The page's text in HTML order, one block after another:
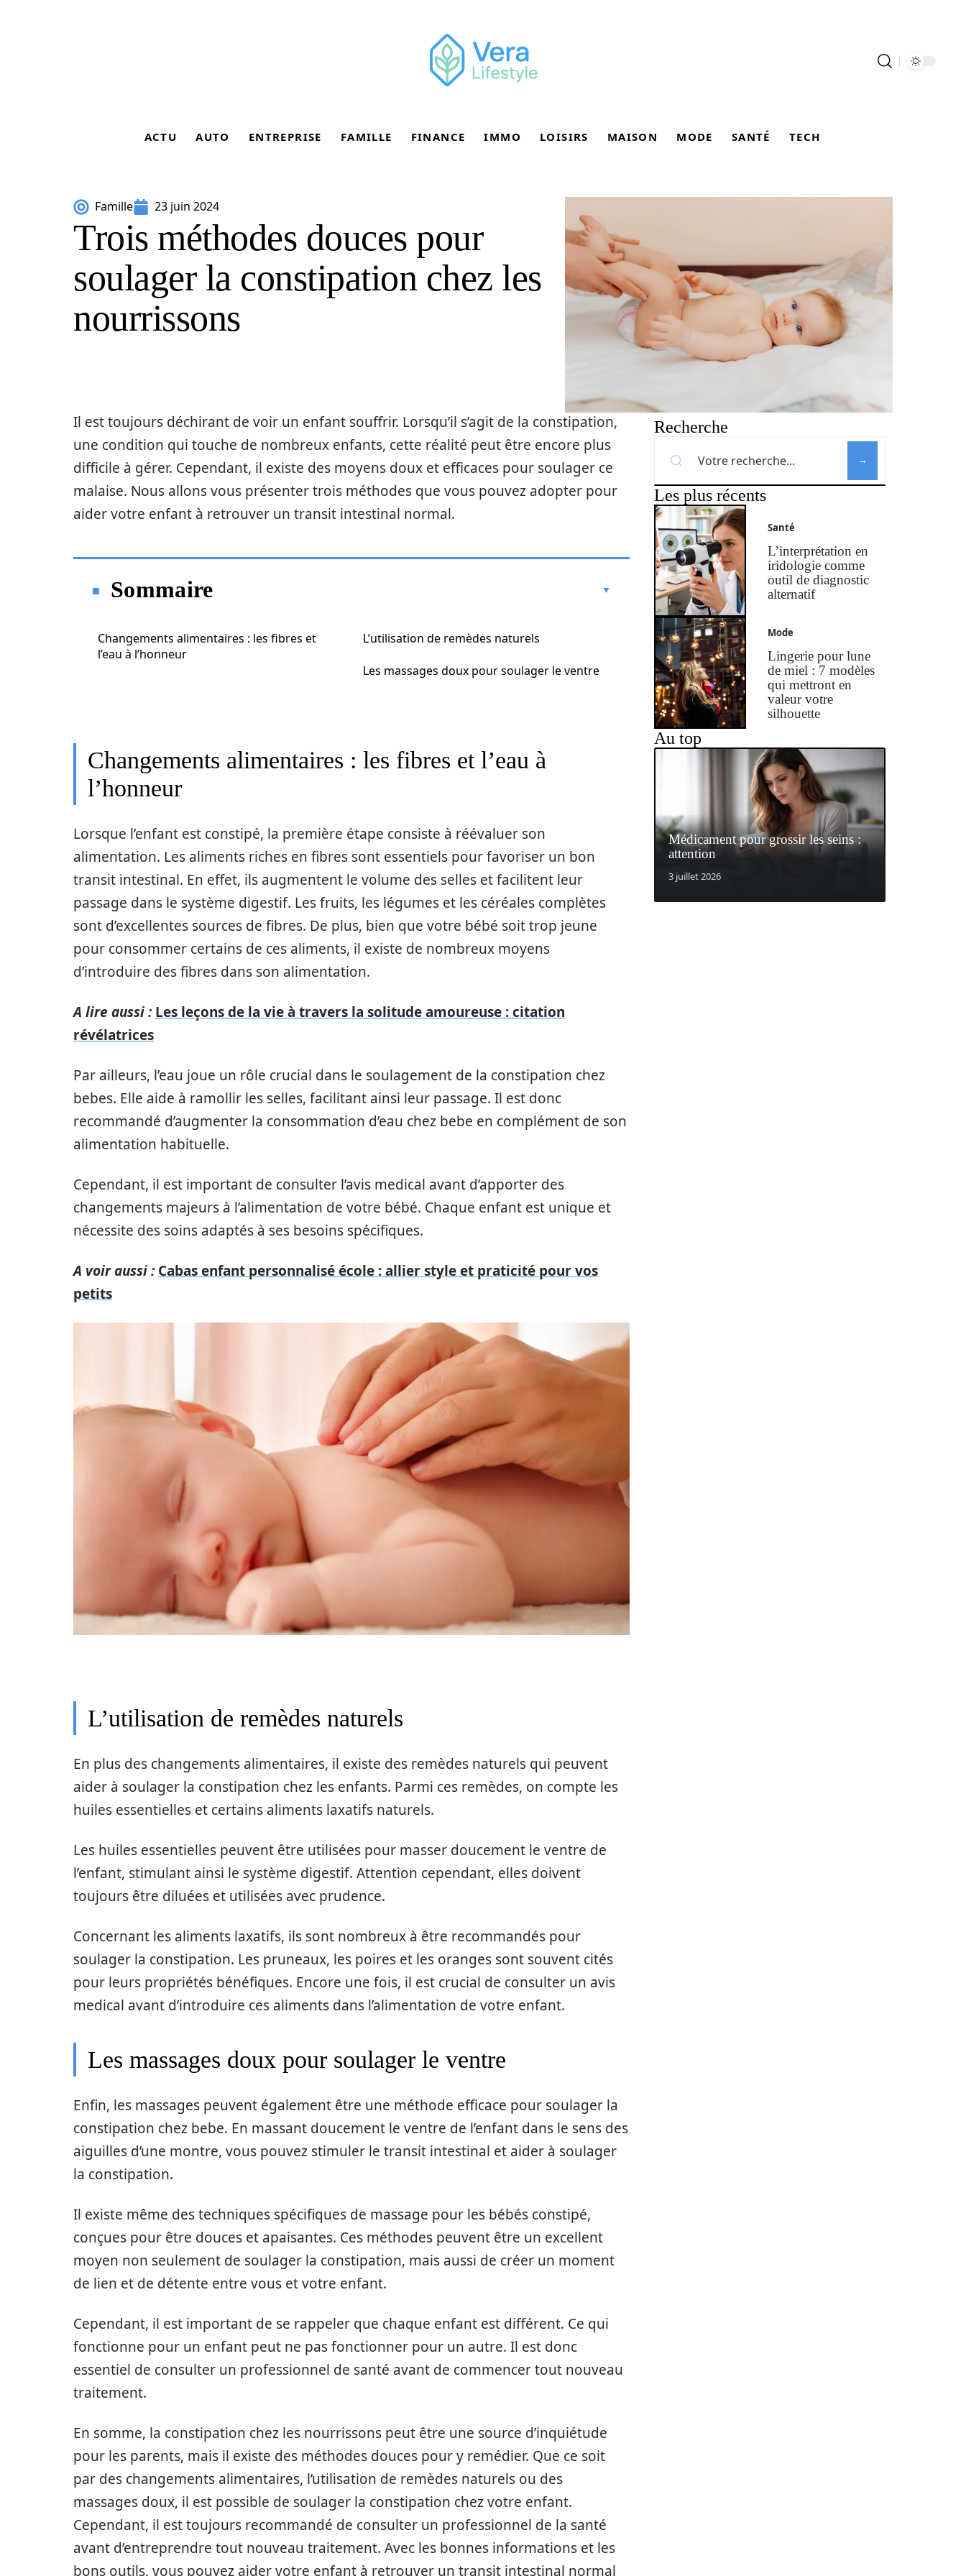
ACTU AUTO ENTREPRISE FAMILLE FINANCE IMMO LOISIRS MAISON MODE SANTÉ TECH
Famille 23 juin 2024
Trois méthodes douces pour
soulager la constipation chez les
nourrissons
Il est toujours déchirant de voir un enfant souffrir. Lorsqu’il s’agit de la constipation,
une condition qui touche de nombreux enfants, cette réalité peut être encore plus
difficile à gérer. Cependant, il existe des moyens doux et efficaces pour soulager ce
malaise. Nous allons vous présenter trois méthodes que vous pouvez adopter pour
aider votre enfant à retrouver un transit intestinal normal.
Sommaire
Changements alimentaires : les fibres et
l’eau à l’honneur
L’utilisation de remèdes naturels
Les massages doux pour soulager le ventre
Changements alimentaires : les fibres et l’eau à
l’honneur
Lorsque l’enfant est constipé, la première étape consiste à réévaluer son
alimentation. Les aliments riches en fibres sont essentiels pour favoriser un bon
transit intestinal. En effet, ils augmentent le volume des selles et facilitent leur
passage dans le système digestif. Les fruits, les légumes et les céréales complètes
sont d’excellentes sources de fibres. De plus, bien que votre bébé soit trop jeune
pour consommer certains de ces aliments, il existe de nombreux moyens
d’introduire des fibres dans son alimentation.
A lire aussi : Les leçons de la vie à travers la solitude amoureuse : citation
révélatrices
Par ailleurs, l’eau joue un rôle crucial dans le soulagement de la constipation chez
bebes. Elle aide à ramollir les selles, facilitant ainsi leur passage. Il est donc
recommandé d’augmenter la consommation d’eau chez bebe en complément de son
alimentation habituelle.
Cependant, il est important de consulter l’avis medical avant d’apporter des
changements majeurs à l’alimentation de votre bébé. Chaque enfant est unique et
nécessite des soins adaptés à ses besoins spécifiques.
A voir aussi : Cabas enfant personnalisé école : allier style et praticité pour vos
petits
L’utilisation de remèdes naturels
En plus des changements alimentaires, il existe des remèdes naturels qui peuvent
aider à soulager la constipation chez les enfants. Parmi ces remèdes, on compte les
huiles essentielles et certains aliments laxatifs naturels.
Les huiles essentielles peuvent être utilisées pour masser doucement le ventre de
l’enfant, stimulant ainsi le système digestif. Attention cependant, elles doivent
toujours être diluées et utilisées avec prudence.
Concernant les aliments laxatifs, ils sont nombreux à être recommandés pour
soulager la constipation. Les pruneaux, les poires et les oranges sont souvent cités
pour leurs propriétés bénéfiques. Encore une fois, il est crucial de consulter un avis
medical avant d’introduire ces aliments dans l’alimentation de votre enfant.
Les massages doux pour soulager le ventre
Enfin, les massages peuvent également être une méthode efficace pour soulager la
constipation chez bebe. En massant doucement le ventre de l’enfant dans le sens des
aiguilles d’une montre, vous pouvez stimuler le transit intestinal et aider à soulager
la constipation.
Il existe même des techniques spécifiques de massage pour les bébés constipé,
conçues pour être douces et apaisantes. Ces méthodes peuvent être un excellent
moyen non seulement de soulager la constipation, mais aussi de créer un moment
de lien et de détente entre vous et votre enfant.
Cependant, il est important de se rappeler que chaque enfant est différent. Ce qui
fonctionne pour un enfant peut ne pas fonctionner pour un autre. Il est donc
essentiel de consulter un professionnel de santé avant de commencer tout nouveau
traitement.
En somme, la constipation chez les nourrissons peut être une source d’inquiétude
pour les parents, mais il existe des méthodes douces pour y remédier. Que ce soit
par des changements alimentaires, l’utilisation de remèdes naturels ou des
massages doux, il est possible de soulager la constipation chez votre enfant.
Cependant, il est toujours recommandé de consulter un professionnel de la santé
avant d’entreprendre tout nouveau traitement. Avec les bonnes informations et les
bons outils, vous pouvez aider votre enfant à retrouver un transit intestinal normal
Recherche
Les plus récents
Santé
L’interprétation en
iridologie comme
outil de diagnostic
alternatif
Mode
Lingerie pour lune
de miel : 7 modèles
qui mettront en
valeur votre
silhouette
Au top
Médicament pour grossir les seins :
attention
3 juillet 2026